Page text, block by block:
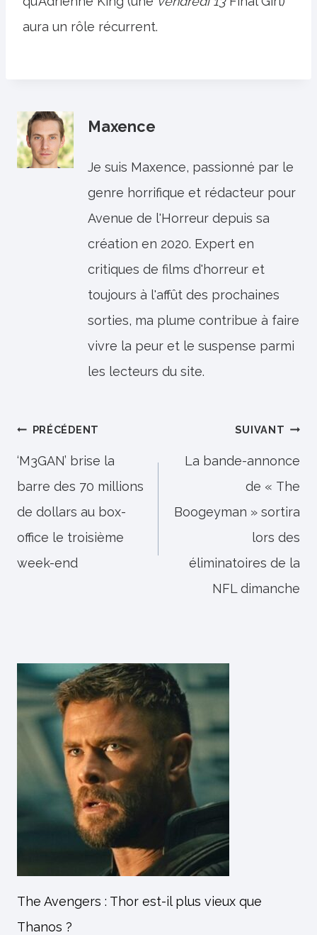
aura un rôle récurrent.
Maxence
Je suis Maxence, passionné par le
genre horrifique et rédacteur pour
Avenue de l'Horreur depuis sa
création en 2020. Expert en
critiques de films d'horreur et
toujours à l'affût des prochaines
sorties, ma plume contribue à faire
vivre la peur et le suspense parmi
les lecteurs du site.
Navigation
de
l’article
PRÉCÉDENT
‘M3GAN’ brise la
barre des 70 millions
de dollars au box-
office le troisième
week-end
SUIVANT
La bande-annonce
de « The
Boogeyman » sortira
lors des
éliminatoires de la
NFL dimanche
The Avengers : Thor est-il plus vieux que
Thanos ?